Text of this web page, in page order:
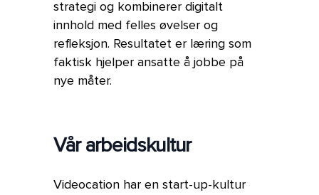
strategi og kombinerer digitalt
innhold med felles øvelser og
refleksjon. Resultatet er læring som
faktisk hjelper ansatte å jobbe på
nye måter.
Vår arbeidskultur
Videocation har en start-up-kultur